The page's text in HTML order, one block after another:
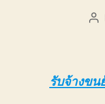
รับจ้างข